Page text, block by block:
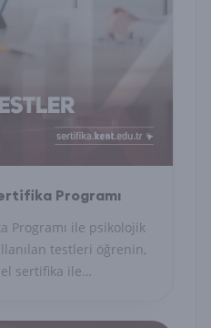
Programı
Programı ile psikolojik
testleri öğrenin,
sertifika ile